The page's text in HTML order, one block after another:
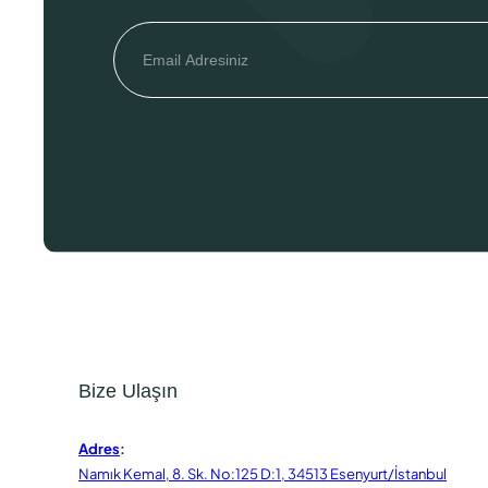
Bize Ulaşın
Adres:
Namık Kemal, 8. Sk. No:125 D:1, 34513 Esenyurt/İstanbul